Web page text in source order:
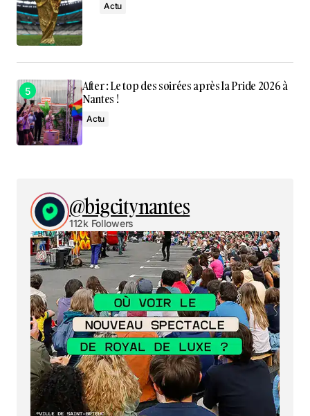
Actu
After : Le top des soirées après la Pride 2026 à
Nantes !
Actu
@bigcitynantes
112k Followers